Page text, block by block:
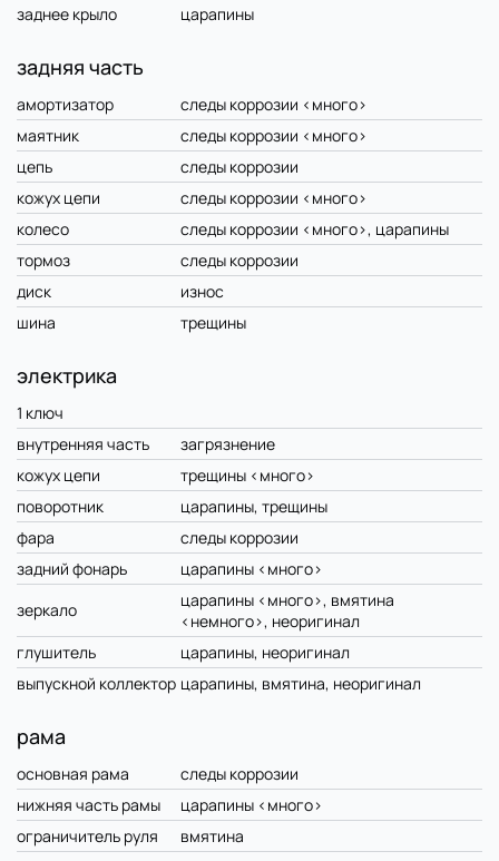
заднее крыло
царапины
задняя часть
амортизатор
следы коррозии <много>
маятник
следы коррозии <много>
цепь
следы коррозии
кожух цепи
следы коррозии <много>
колесо
следы коррозии <много>, царапины
тормоз
следы коррозии
диск
износ
шина
трещины
электрика
1 ключ
внутренняя часть
загрязнение
кожух цепи
трещины <много>
поворотник
царапины, трещины
фара
следы коррозии
задний фонарь
царапины <много>
зеркало
царапины <много>, вмятина
<немного>, неоригинал
глушитель
царапины, неоригинал
выпускной коллектор царапины, вмятина, неоригинал
рама
основная рама
следы коррозии
нижняя часть рамы
царапины <много>
ограничитель руля
вмятина